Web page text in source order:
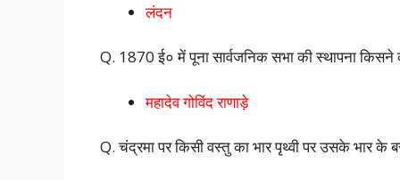
लंदन
Q. 1870 ई० में पूना सार्वजनिक सभा की स्थापना किसने
महादेव गोविंद राणाड़े
Q. चंद्रमा पर किसी वस्तु का भार पृथ्वी पर उसके भार के